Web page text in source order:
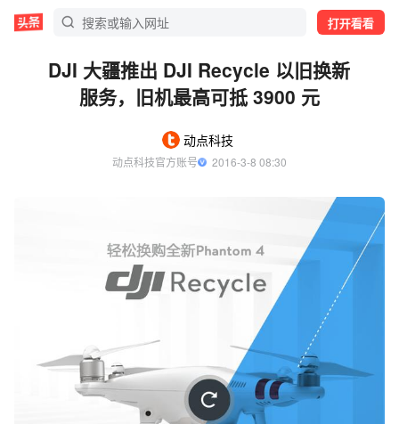
打开看看
DJI 大疆推出 DJI Recycle 以旧换新
服务，旧机最高可抵 3900 元
动点科技
动点科技官方账号
  2016-3-8 08:30